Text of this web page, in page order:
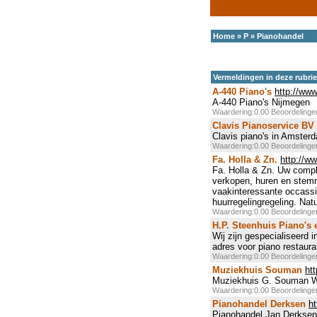
Home » P » Pianohandel
Vermeldingen in deze
A-440 Piano's http://
A-440 Piano's Nijmegen
Waardering:0.00
Clavis Pianoservice BV
Clavis piano's in
Waardering:0.00
Fa. Holla & Zn. http://
Fa. Holla & Zn. Uw
verkopen, huren en
vaakinteressante
huurregelingregeling.
Waardering:0.00
H.P. Steenhuis Piano's
Wij zijn gespecialiseerd
adres voor piano
Waardering:0.00
Muziekhuis Souman
Muziekhuis G. Souman
Waardering:0.00
Pianohandel Derksen
Pianohandel Jan